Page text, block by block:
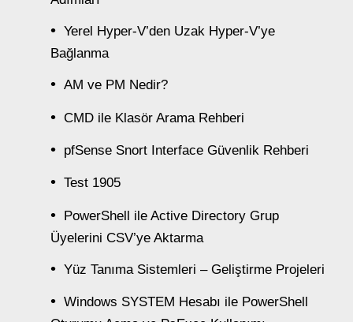
Yerel Hyper-V’den Uzak Hyper-V’ye
Bağlanma
AM ve PM Nedir?
CMD ile Klasör Arama Rehberi
pfSense Snort Interface Güvenlik Rehberi
Test 1905
PowerShell ile Active Directory Grup
Üyelerini CSV’ye Aktarma
Yüz Tanıma Sistemleri – Geliştirme Projeleri
Windows SYSTEM Hesabı ile PowerShell